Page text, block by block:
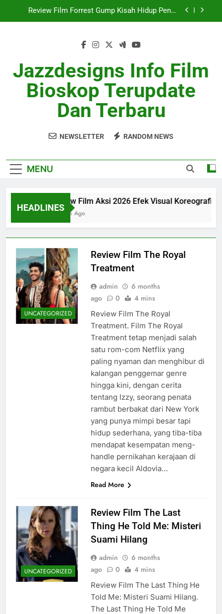
Review Film Forrest Gump Kisah Hidup Penuh
Review Film Aksi 2026 Efek Visual Koreografi
Realistis
Review Film Forrest Gump Kisah Hidup Penuh
Makna
Review Film SciFi Modern Dengan Cerita Masa
Ulasan Film Indie 2026 Sukses Curi Perhatian
Jazzdesigns Info Film
Bioskop Terupdate
Dan Terbaru
NEWSLETTER RANDOM NEWS
MENU
HEADLINES
Review Film Aksi 2026 Efek Visual Koreografi
1 Month Ago
UNCATEGORIZED
Review Film The Royal
Treatment
admin
6 months
ago
0 4 mins
Review Film The Royal
Treatment. Film The Royal
Treatment tetap menjadi salah
satu rom-com Netflix yang
paling nyaman dan menghibur di
kalangan penggemar genre
hingga kini, dengan cerita
tentang Izzy, seorang penata
rambut berbakat dari New York
yang punya mimpi besar tapi
hidup sederhana, yang tiba-tiba
mendapat kesempatan meng-
handle pernikahan kerajaan di
negara kecil Aldovia…
Read More
UNCATEGORIZED
Review Film The Last
Thing He Told Me: Misteri
Suami Hilang
admin
6 months
ago
0 4 mins
Review Film The Last Thing He
Told Me: Misteri Suami Hilang.
The Last Thing He Told Me